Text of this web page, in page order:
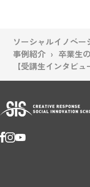
ソーシャルイノベ
事例紹介
卒業生
【受講生インタビ